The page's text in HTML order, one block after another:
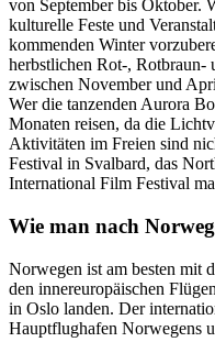
von September bis Oktober.
kulturelle Feste und
kommenden Winter
herbstlichen Rot-, Rotbraun-
zwischen November und
Wer die tanzenden Aurora
Monaten reisen, da die
Aktivitäten im Freien sind
Festival in Svalbard, das
International Film Festival
Wie man nach
Norwegen ist am besten mit
den innereuropäischen
in Oslo landen. Der
Hauptflughafen Norwegens